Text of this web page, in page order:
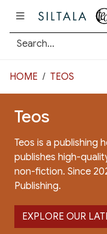
HOME TEOS
Teos
Teos is a publishing
publishes high-
non-fiction. Since
Publishing.
EXPLORE OUR